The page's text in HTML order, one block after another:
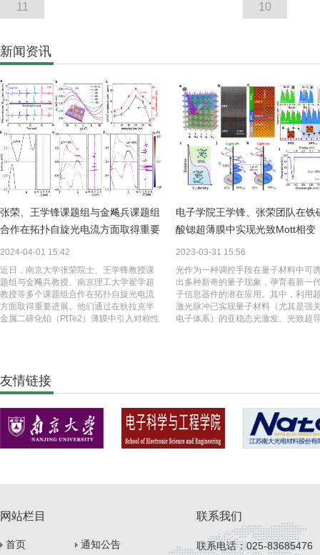
11
10
新闻资讯
张荣、王学锋课题组与金飚兵课题组
合作在拓扑自旋光电流方面取得重要
进展
2024-04-01 15:42
近日，南京大学张荣院士、王学锋教授课
题组与金飚兵教授、南京理工大学翟学超
教授等多个课题组合作在拓扑自旋光电流
方面取得重要进展。他们通过在狄拉克半
金属二碲化铂（PtTe2）薄膜中引入对称性
对称性破缺实现拓扑体系高效非线性输运
的普适路径，而且为发展基于大面积拓扑
基础。1984年，物理学家Michael Berry首
次提出了贝里相位（Berry phase）的基本
概念，随后逐渐发展出贝里曲率（Berry
它作为一个赝矢量，来自材料费米面附近
料中非平庸的二阶非线性输运过程。近年
来，新型量子材料因其在对称性、自旋轨
电子学院王学锋、张荣团队在铁
酸锶超薄膜中实现光致Mott相变
2023-03-31 15:56
光作为一种调控手段在量子材料中可
出多种新奇的量子现象，孕育着新一
子信息器件的潜在应用。其中，利用
激光脉冲已实现量子材料（尤其是强
电子体系）的亚稳态光激发、光致超
于物态调控，无论探索新奇量子现象
的价值。与传统半导体相比，关联氧
电子体系由于电荷、自旋、轨道和晶
间存在多重自由度耦合与竞争，使得
材料，因其具有强自旋轨道耦合、巡
磁金属及丰富量子行为的特征而在自
子学和拓扑电子学领域均备受关注。
SrRuO3薄膜外延生长在SrTiO3（001
友情链接
网站栏目
首页
通知公告
联系我们
联系电话：025-83685476